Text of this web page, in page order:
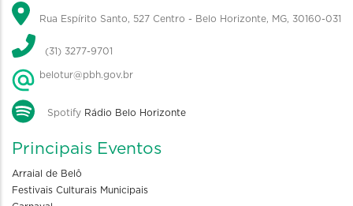
Rua Espírito Santo, 527 Centro - Belo Horizonte, MG, 30160-031
(31) 3277-9701
belotur@pbh.gov.br
Spotify Rádio Belo Horizonte
Principais Eventos
Arraial de Belô
Festivais Culturais Municipais